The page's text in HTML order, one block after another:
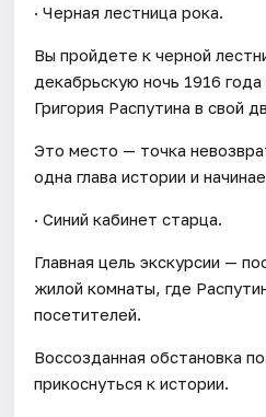
· Черная лестница рока.
Вы пройдете к черной
декабрьскую ночь 1916
Григория Распутина в свой
Это место — точка
одна глава истории и
· Синий кабинет старца.
Главная цель экскурсии —
жилой комнаты, где
посетителей.
Воссозданная обстановка
прикоснуться к истории.